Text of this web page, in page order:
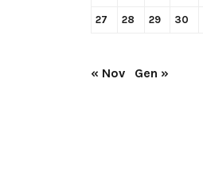
27 28 29 30
« Nov Gen »